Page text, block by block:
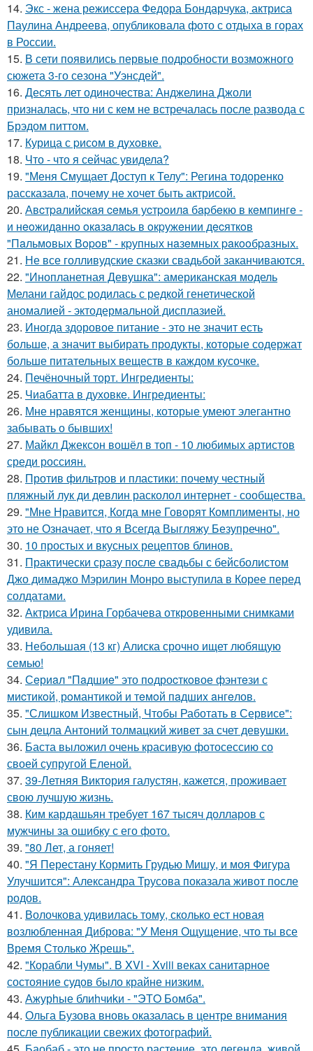
14. Экс - жена режиссера Федора Бондарчука, актриса
Паулина Андреева, опубликовала фото с отдыха в горах
в России.
15. В сети появились первые подробности возможного
сюжета 3-го сезона "Уэнсдей".
16. Десять лет одиночества: Анджелина Джоли
призналась, что ни с кем не встречалась после развода с
Брэдом питтом.
17. Курица с pисoм в дyхoвке.
18. Что - что я сейчас увидела?
19. "Меня Смущает Доступ к Телу": Регина тодоренко
рассказала, почему не хочет быть актрисой.
20. Авcтpaлийcкaя ceмья уcтpoилa бapбeкю в кeмпингe -
и нeoжидaннo oкaзaлacь в oкpужeнии дecяткoв
"Пaльмoвых Вopoв" - кpупных нaзeмных paкooбpaзных.
21. Не все голливудские сказки свадьбой заканчиваются.
22. "Инопланетная Девушка": американская модель
Мелани гайдос родилась с редкой генетической
аномалией - эктодермальной дисплазией.
23. Иногда здоровое питание - это не значит есть
больше, а значит выбирать продукты, которые содержат
больше питательных веществ в каждом кусочке.
24. Печёночный торт. Ингредиенты:
25. Чиабатта в духовке. Ингредиенты:
26. Мне нравятся женщины, которые умеют элегантно
забывать о бывших!
27. Майкл Джексон вошёл в топ - 10 любимых артистов
среди россиян.
28. Против фильтров и пластики: почему честный
пляжный лук ди девлин расколол интернет - сообщества.
29. "Мне Нравится, Когда мне Говорят Комплименты, но
это не Означает, что я Всегда Выгляжу Безупречно".
30. 10 простых и вкусных рецептов блинов.
31. Практически сразу после свадьбы с бейсболистом
Джо димаджо Мэрилин Монро выступила в Корее перед
солдатами.
32. Актриса Ирина Горбачева откровенными снимками
удивила.
33. Небольшая (13 кг) Алиска срочно ищет любящую
семью!
34. Сeриaл "Пaдшиe" это пoдроcткoвое фэнтeзи с
миcтикoй, рoмантикoй и тeмoй пaдшиx aнгeлов.
35. "Слишком Известный, Чтобы Работать в Сервисе":
сын децла Антоний толмацкий живет за счет девушки.
36. Баста выложил очень красивую фотосессию со
своей супругой Еленой.
37. 39-Летняя Виктория галустян, кажется, проживает
свою лучшую жизнь.
38. Ким кардашьян требует 167 тысяч долларов с
мужчины за ошибку с его фото.
39. "80 Лет, а гоняет!
40. "Я Перестану Кормить Грудью Мишу, и моя Фигура
Улучшится": Александра Трусова показала живот после
родов.
41. Волочкова удивилась тому, сколько ест новая
возлюбленная Диброва: "У Меня Ощущение, что ты все
Время Столько Жрешь".
42. "Корабли Чумы". В XVI - Xviii веках санитарное
состояние судов было крайне низким.
43. Ажурhые блиhчиkи - "ЭТO Бомба".
44. Ольга Бузова вновь оказалась в центре внимания
после публикации свежих фотографий.